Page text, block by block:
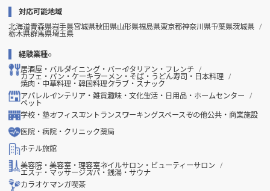
対応可能地域
北海道青森県岩手県宮城県秋田県山形県福島県東京都神奈川県千葉県茨城県
栃木県群馬県埼玉県
経験業種○
居酒屋・バルダイニング・バーイタリアン・フレンチ
カフェ・パン・ケーキラーメン・そば・うどん寿司・日本料理
焼肉・中華料理・韓国料理クラブ・スナック
アパレルインテリア・雑貨趣味・文化生活・日用品・ホームセンター
ペット
学校・塾オフィスエントランスワーキングスペースその他公共・商業施設
医院・病院・クリニック薬局
ホテル旅館
美容院・美容室・理容室ネイルサロン・ビューティーサロン
エステ・マッサージスパ・銭湯・サウナ
カラオケマンガ喫茶